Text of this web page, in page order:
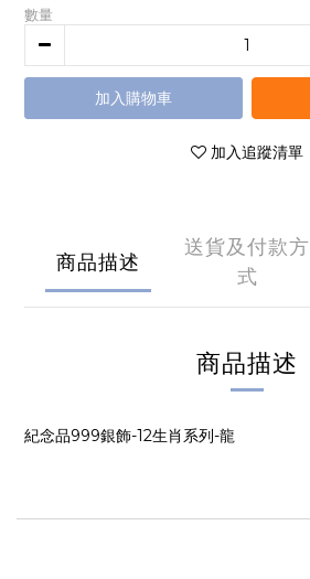
數量
加入購物車
加入追蹤清單
商品描述
送貨及付款方
式
商品描述
紀念品999銀飾-12生肖系列-龍